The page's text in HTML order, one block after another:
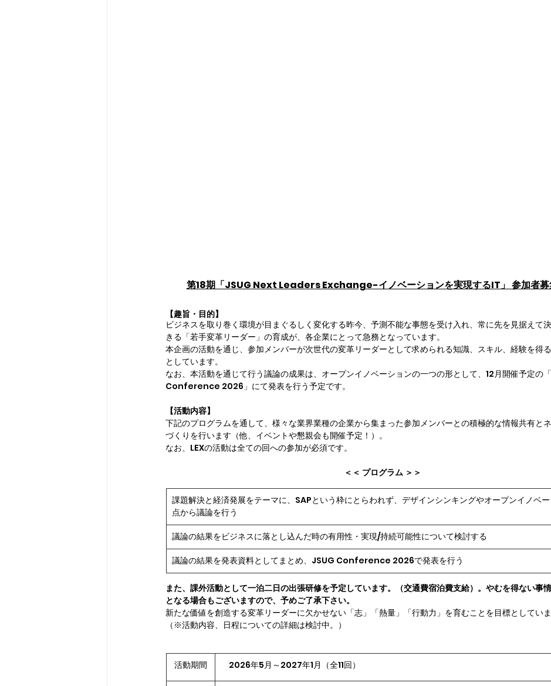
第18期「JSUG Next Leaders Exchange-イノベーションを実現するIT」 参加者募
【趣旨・目的】
ビジネスを取り巻く環境が目まぐるしく変化する昨今、予測不能な事態を受け入れ、常に先を見据えて
きる「若手変革リーダー」の育成が、各企業にとって急務となっています。
本企画の活動を通じ、参加メンバーが次世代の変革リーダーとして求められる知識、スキル、経験を得
としています。
なお、本活動を通じて行う議論の成果は、オープンイノベーションの一つの形として、12月開催予定の
Conference 2026」にて発表を行う予定です。
【活動内容】
下記のプログラムを通して、様々な業界業種の企業から集まった参加メンバーとの積極的な情報共有と
づくりを行います （他、イベントや懇親会も開催予定！）。
なお、LEXの活動は全ての回への参加が必須です。
＜＜ プログラム ＞＞
課題解決と経済発展をテーマに、SAPという枠にとらわれず、 デザインシンキングやオープンイノベ
点から議論を行う
議論の結果をビジネスに落とし込んだ時の有用性・実現/持続可能性について検討する
議論の結果を発表資料としてまとめ、 JSUG Conference 2026で発表を行う
また、課外活動として一泊二日の出張研修を予定しています。（交通費宿泊費支給）。やむを得ない事
となる場合もございますので、予めご了承下さい。
新たな価値を創造する変革リーダーに欠かせない「志」「熱量」「行動力」を育むことを目標としていま
（※活動内容、日程についての詳細は検討中。）
​活動期間 2026年5月～2027年1月（全11回）